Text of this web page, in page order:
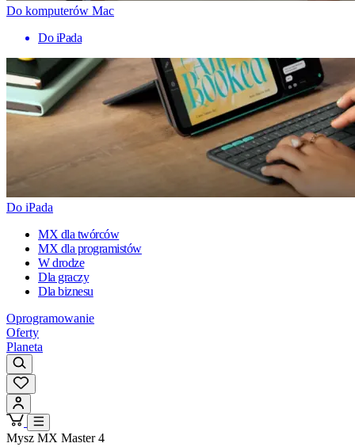
Do komputerów Mac
Do iPada
Do iPada
MX dla twórców
MX dla programistów
W drodze
Dla graczy
Dla biznesu
Oprogramowanie
Oferty
Planeta
Mysz MX Master 4